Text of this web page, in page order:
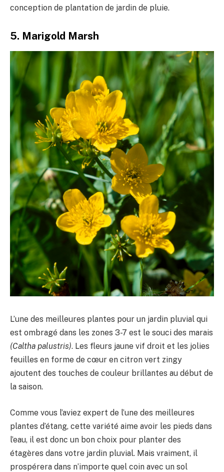
conception de plantation de jardin de pluie.
5. Marigold Marsh
L’une des meilleures plantes pour un jardin pluvial qui
est ombragé dans les zones 3-7 est le souci des marais
(Caltha palustris). Les fleurs jaune vif droit et les jolies
feuilles en forme de cœur en citron vert zingy
ajoutent des touches de couleur brillantes au début de
la saison.
Comme vous l’aviez expert de l’une des meilleures
plantes d’étang, cette variété aime avoir les pieds dans
l’eau, il est donc un bon choix pour planter des
étagères dans votre jardin pluvial. Mais vraiment, il
prospérera dans n’importe quel coin avec un sol